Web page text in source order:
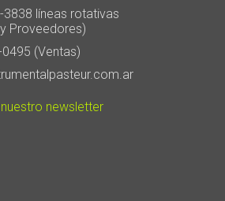
líneas rotativas
Proveedores)
(Ventas)
newsletter